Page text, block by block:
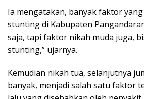
Ia mengatakan, banyak faktor
stunting di Kabupaten
saja, tapi faktor nikah muda juga,
stunting,” ujarnya.
Kemudian nikah tua, selanjutnya
banyak, menjadi salah satu faktor